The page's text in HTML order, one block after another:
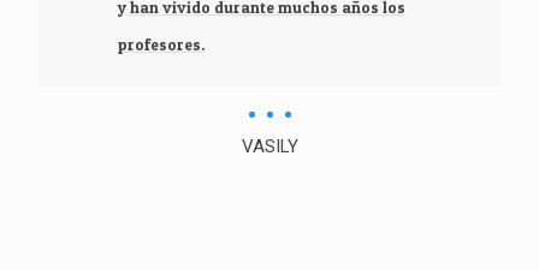
y han vivido durante muchos años los
profesores.
VASILY